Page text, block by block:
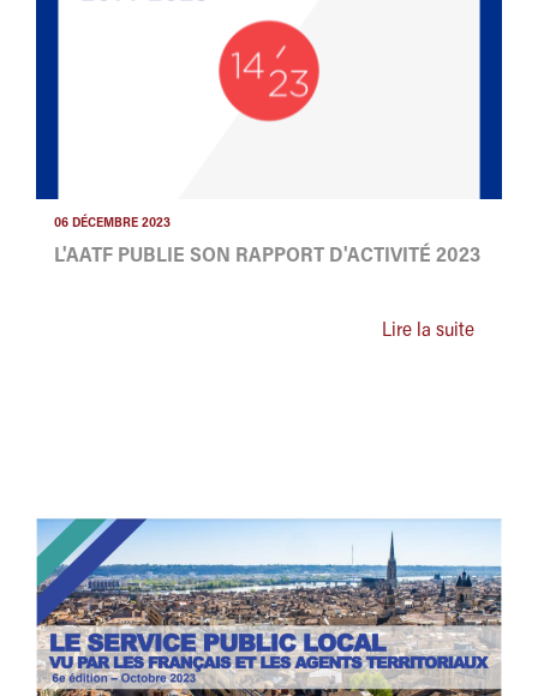
06 DÉCEMBRE 2023
L'AATF PUBLIE SON RAPPORT D'ACTIVITÉ 2023
Lire la suite